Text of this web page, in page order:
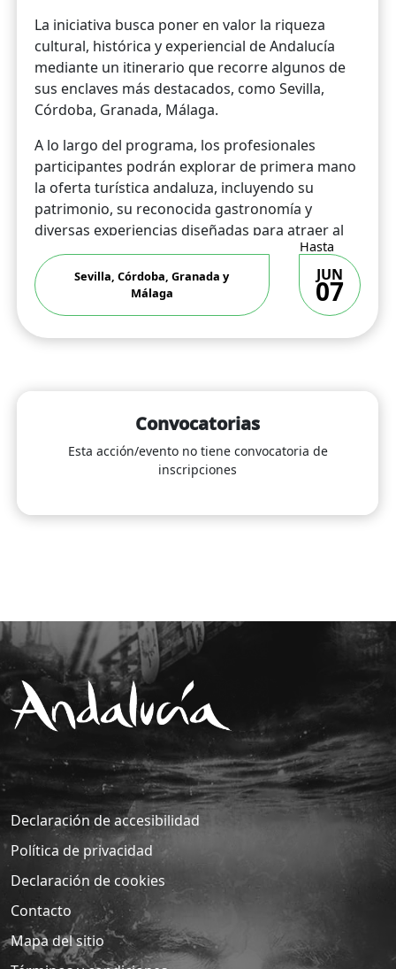
Convocatorias
Esta acción/evento no tiene convocatoria de
inscripciones
La iniciativa busca poner en valor la riqueza
cultural, histórica y experiencial de Andalucía
mediante un itinerario que recorre algunos de
sus enclaves más destacados, como Sevilla,
Córdoba, Granada, Málaga.
A lo largo del programa, los profesionales
participantes podrán explorar de primera mano
la oferta turística andaluza, incluyendo su
patrimonio, su reconocida gastronomía y
diversas experiencias diseñadas para atraer al
mercado internacional.
Este famtrip constituye una oportunidad
estratégica para reforzar la presencia de
Sevilla, Córdoba, Granada y
Málaga
Hasta
JUN
07
Declaración de accesibilidad
Política de privacidad
Declaración de cookies
Contacto
Mapa del sitio